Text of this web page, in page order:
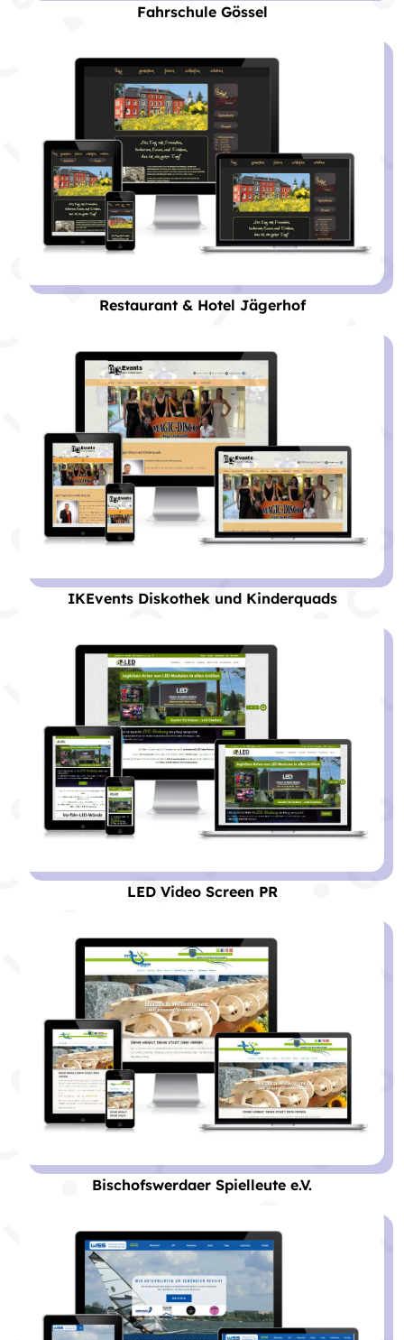
Fahrschule Gössel
Restaurant & Hotel Jägerhof
IKEvents Diskothek und Kinderquads
LED Video Screen PR
Bischofswerdaer Spielleute e.V.